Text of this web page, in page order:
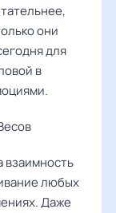
они
для
в
взаимность
любых
Даже